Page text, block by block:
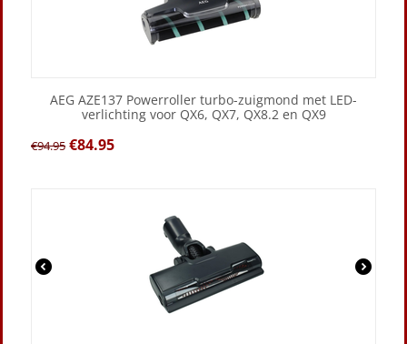
AEG AZE137 Powerroller turbo-zuigmond met LED-
verlichting voor QX6, QX7, QX8.2 en QX9
€94.95 €84.95